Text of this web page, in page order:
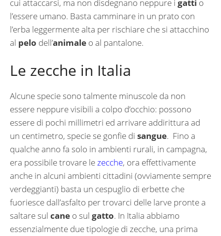
cui attaccarsi, ma non disdegnano neppure i gatti o
l’essere umano. Basta camminare in un prato con
l’erba leggermente alta per rischiare che si attacchino
al pelo dell’animale o al pantalone.
Le zecche in Italia
Alcune specie sono talmente minuscole da non
essere neppure visibili a colpo d’occhio: possono
essere di pochi millimetri ed arrivare addirittura ad
un centimetro, specie se gonfie di sangue. Fino a
qualche anno fa solo in ambienti rurali, in campagna,
era possibile trovare lezecche, ora effettivamente
anche in alcuni ambienti cittadini (ovviamente sempre
verdeggianti) basta un cespuglio di erbette che
fuoriesce dall’asfalto per trovarci delle larve pronte a
saltare sul cane o sul gatto. In Italia abbiamo
essenzialmente due tipologie di zecche, una prima